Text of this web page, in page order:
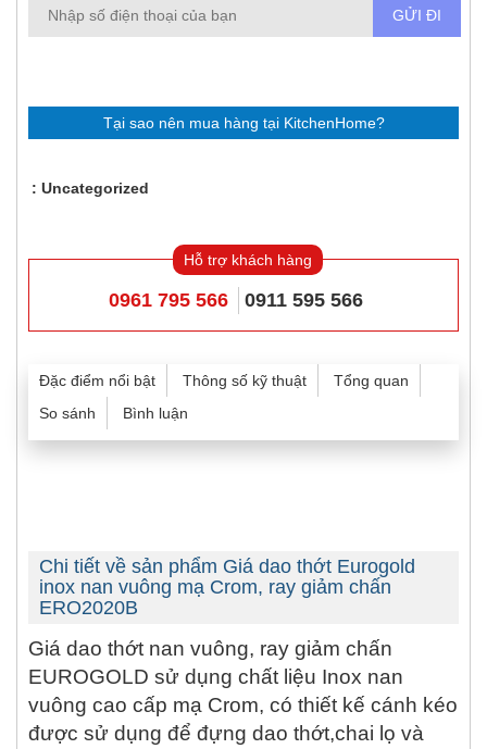
Tại sao nên mua hàng tại KitchenHome?
Uncategorized
Hỗ trợ khách hàng
0961 795 566 0911 595 566
Đặc điểm nổi bật Thông số kỹ thuật
Tổng quan
So sánh
Bình luận
Chi tiết về sản phẩm Giá dao thớt Eurogold
inox nan vuông mạ Crom, ray giảm chấn
ERO2020B
Giá dao thớt nan vuông, ray giảm chấn
EUROGOLD sử dụng chất liệu Inox nan
vuông cao cấp mạ Crom, có thiết kế cánh kéo
được sử dụng để đựng dao thớt,chai lọ và